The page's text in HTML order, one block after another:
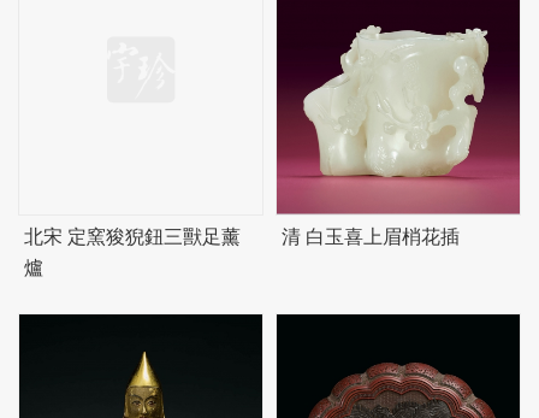
北宋 定窯狻猊鈕三獸足薰
爐
清 白玉喜上眉梢花插